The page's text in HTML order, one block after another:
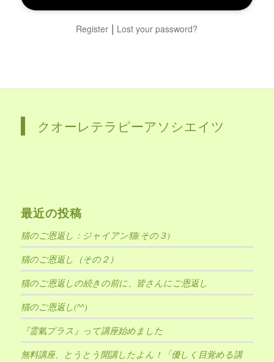
Register | Lost your password?
クオーレテラピーアソシエイツ
最近の投稿
猫のご恩返し：ジャイアン猫(その３)
猫のご恩返し（その２）
猫のご恩返しの続きの前に、皆さんにご恩返し
猫のご恩返し(^^)
『霊氣プラス』って講座始めました
無料講座、とうとう開講したよん！「優しく目覚める講